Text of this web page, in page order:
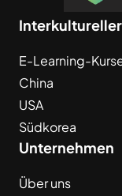
E-Learning-
China
USA
Südkorea
Unternehmen
Über uns